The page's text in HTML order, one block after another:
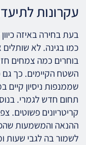
עקרונות
בעת בחירה באיזה
כמו בגינה. לא
בוחרים כמה צמחים
השטח הקיימים. כך
שממנפות ניסיון
תחום חדש לגמרי.
קריטריונים פשוטים.
ההנאה והמשמעות
לשמור בה לגבי שעות